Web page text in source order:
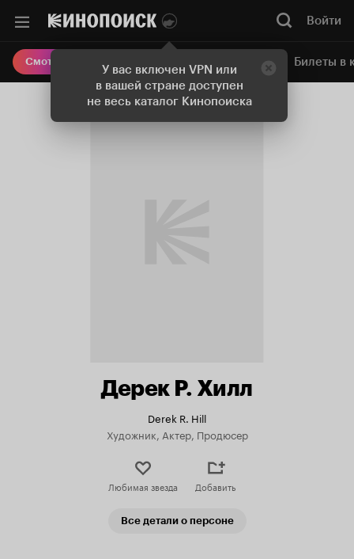
У вас включен VPN или
в вашей стране доступен
не весь каталог Кинопоиска
Войти
Смотреть кино Онлайн-кинотеатр Билеты в
Дерек Р. Хилл
Derek R. Hill
Художник, Актер, Продюсер
Любимая звезда Добавить
Все детали о персоне